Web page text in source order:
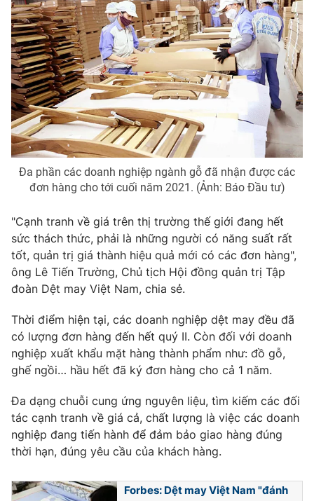
Theo dõi báo trên
Cơ quan chủ quản:Đài Truyền hình Việt Nam
Cơ quan báo chí:Thời báo VTV
Giấy phép hoạt động báo in và báo điện tử số 483/GP-BTTTT
cấp ngày 29/12/2023
Tổng Biên tập:Vũ Thanh Thủy
Phó Tổng Biên tập:Nguyễn Thị Mỹ Hạnh, Phạm Quốc Thắng,
Nguyễn Trọng Ninh
Tổng đài VTV:024.38 355 931 - 024.38 355 932
Ðiện thoại Thời báo VTV:024.66 897 897
toasoan@vtv.vn
Liên hệ quảng cáo: 024-7300.7108
® Cấm sao chép dưới mọi hình thức nếu không có sự chấp
thuận bằng văn bản. Ghi rõ nguồn VTV.vn khi phát hành lại
thông tin từ website này.
Đa phần các doanh nghiệp ngành gỗ đã nhận được các
đơn hàng cho tới cuối năm 2021. (Ảnh: Báo Đầu tư)
"Cạnh tranh về giá trên thị trường thế giới đang hết
sức thách thức, phải là những người có năng suất rất
tốt, quản trị giá thành hiệu quả mới có các đơn hàng",
ông Lê Tiến Trường, Chủ tịch Hội đồng quản trị Tập
đoàn Dệt may Việt Nam, chia sẻ.
Thời điểm hiện tại, các doanh nghiệp dệt may đều đã
có lượng đơn hàng đến hết quý II. Còn đối với doanh
nghiệp xuất khẩu mặt hàng thành phẩm như: đồ gỗ,
ghế ngồi… hầu hết đã ký đơn hàng cho cả 1 năm.
Đa dạng chuỗi cung ứng nguyên liệu, tìm kiếm các đối
tác cạnh tranh về giá cả, chất lượng là việc các doanh
nghiệp đang tiến hành để đảm bảo giao hàng đúng
thời hạn, đúng yêu cầu của khách hàng.
Forbes: Dệt may Việt Nam "đánh